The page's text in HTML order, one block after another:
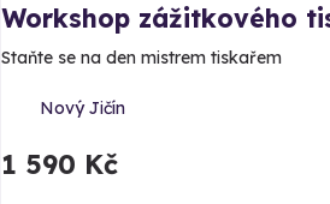
Workshop zážitkového
Staňte se na den mistrem tiskařem
Nový Jičín
1 590 Kč